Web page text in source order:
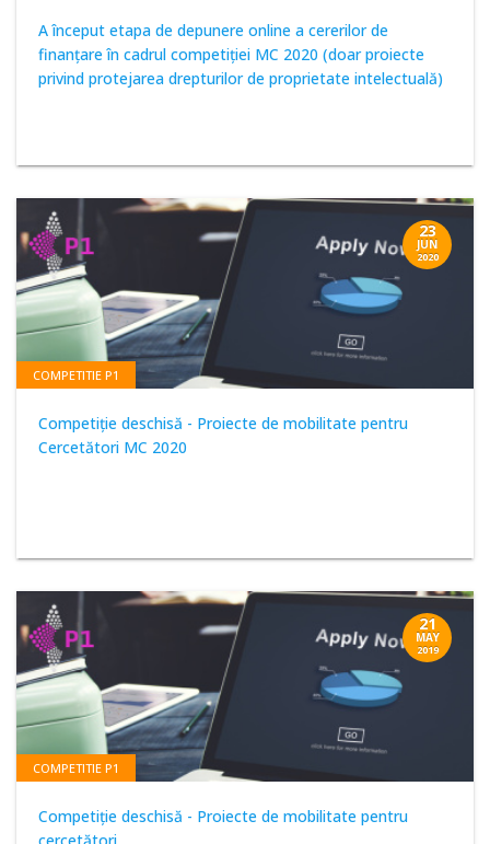
A început etapa de depunere online a cererilor de
finanţare în cadrul competiţiei MC 2020 (doar proiecte
privind protejarea drepturilor de proprietate intelectuală)
23
JUN
2020
COMPETITIE P1
Competiție deschisă - Proiecte de mobilitate pentru
Cercetători MC 2020
21
MAY
2019
COMPETITIE P1
Competiţie deschisă - Proiecte de mobilitate pentru